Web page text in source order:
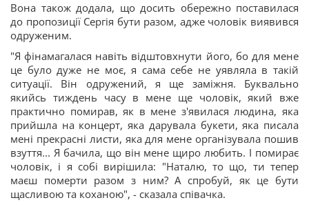
Вона також додала, що досить обережно поставилася
до пропозиції Сергія бути разом, адже чоловік виявився
одруженим.
"Я фінамагалася навіть відштовхнути його, бо для мене
це було дуже не моє, я сама себе не уявляла в такій
ситуації. Він одружений, я ще заміжня. Буквально
якийсь тиждень часу в мене ще чоловік, який вже
практично помирав, як в мене з'явилася людина, яка
прийшла на концерт, яка дарувала букети, яка писала
мені прекрасні листи, яка для мене організувала пошив
взуття... Я бачила, що він мене щиро любить. І помирає
чоловік, і я собі вирішила: "Наталю, то що, ти тепер
маєш померти разом з ним? А спробуй, як це бути
щасливою та коханою", - сказала співачка.